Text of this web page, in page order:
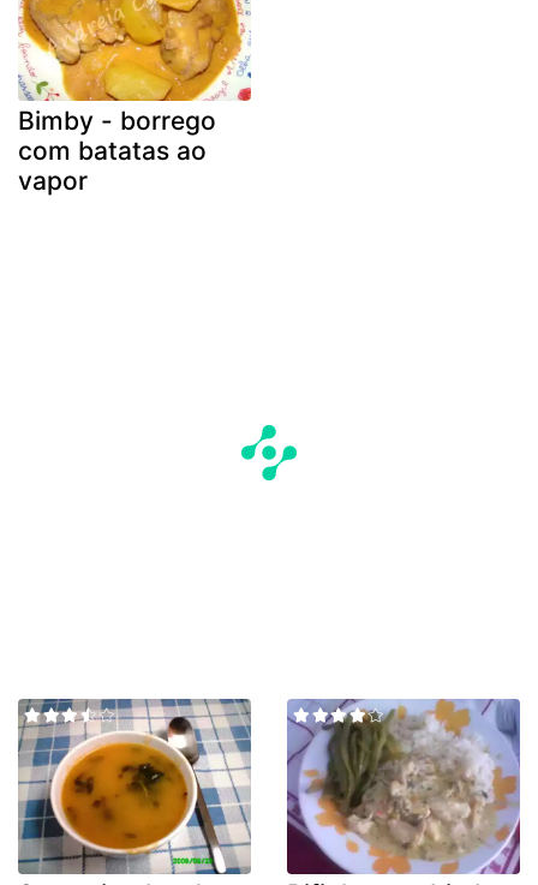
Bimby - borrego
com batatas ao
vapor